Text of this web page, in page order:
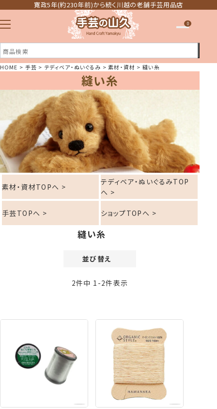
寛政5年(約230年前)から続く川越の老舗手芸用品店
注文履歴
ほしい物リスト
0
HOME 手芸 テディベア・ぬいぐるみ 素材・資材 縫い糸
縫い糸
素材・資材TOPへ >
テディベア・ぬいぐるみTOP
へ >
手芸TOPへ > ショップTOPへ >
縫い糸
並び替え
価格が高い順
おすすめ順
レビュー順
2件中 1 -2件表示